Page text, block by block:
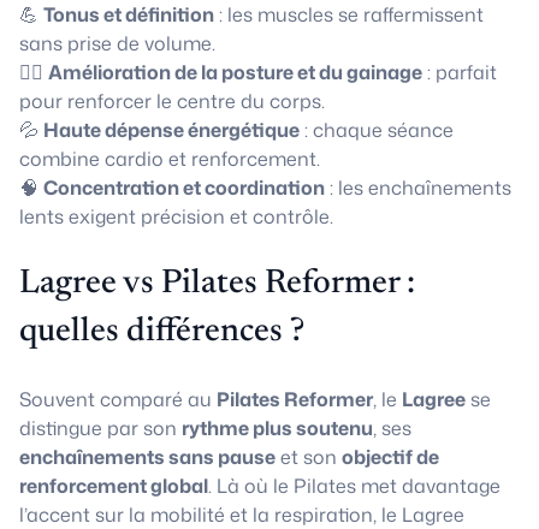
💪 Tonus et définition: les muscles se raffermissent
sans prise de volume.
🧘‍♀️ Amélioration de la posture et du gainage: parfait
pour renforcer le centre du corps.
💦 Haute dépense énergétique: chaque séance
combine cardio et renforcement.
🧠 Concentration et coordination: les enchaînements
lents exigent précision et contrôle.
Lagree vs Pilates Reformer :
quelles différences ?
Souvent comparé au Pilates Reformer, le Lagree se
distingue par son rythme plus soutenu, ses
enchaînements sans pauseet son objectif de
renforcement global. Là où le Pilates met davantage
l’accent sur la mobilité et la respiration, le Lagree